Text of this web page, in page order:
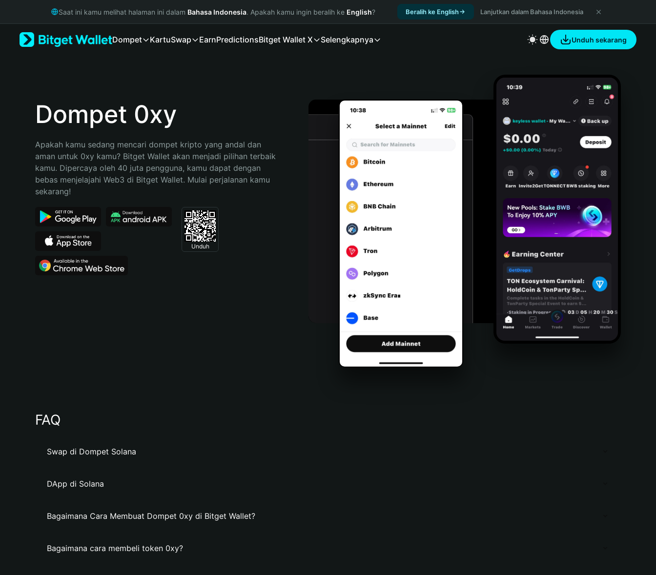
Русский
Bahasa Indonesia
Español (Argentina)
Saat ini kamu melihat halaman ini dalam Bahasa Indonesia. Apakah kamu ingin beralih ke English? Beralih ke English Lanjutkan dalam Bahasa Indonesia
Dompet KartuSwap EarnPredictionsBitget Wallet X Selengkapnya Unduh sekarang
Dompet 0xy
Apakah kamu sedang mencari dompet kripto yang andal dan
aman untuk 0xy kamu? Bitget Wallet akan menjadi pilihan terbaik
kamu. Dipercaya oleh 40 juta pengguna, kamu dapat dengan
bebas menjelajahi Web3 di Bitget Wallet. Mulai perjalanan kamu
sekarang!
Unduh
FAQ
Swap di Dompet Solana
DApp di Solana
Bagaimana Cara Membuat Dompet 0xy di Bitget Wallet?
Bagaimana cara membeli token 0xy?